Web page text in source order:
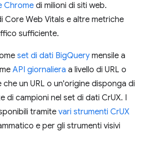
Chrome di milioni di siti web.
Core Web Vitals e altre metriche
sufficiente.
set di dati BigQuery mensile a
API giornaliera a livello di URL o
un URL o un'origine disponga di
di campioni nel set di dati CrUX. I
tramite vari strumenti CrUX
e per gli strumenti visivi